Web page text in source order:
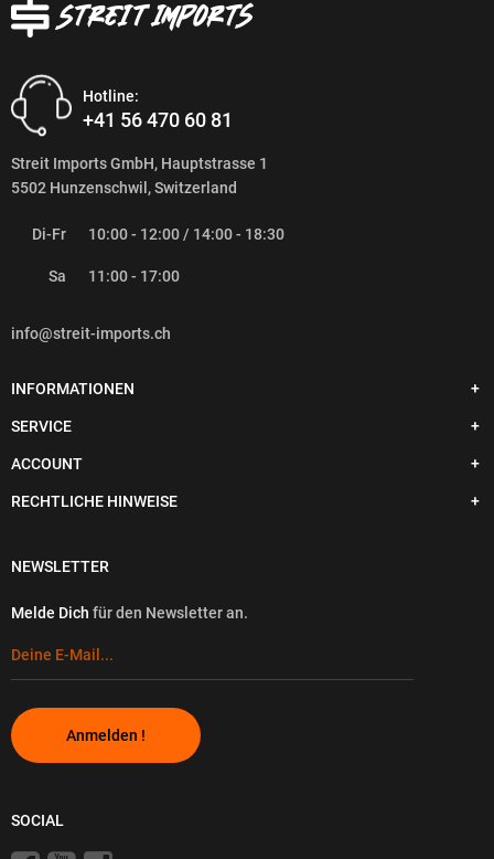
Hotline:
+41 56 470 60 81
Streit Imports GmbH, Hauptstrasse 1
5502 Hunzenschwil, Switzerland
Di-Fr 10:00 - 12:00 / 14:00 - 18:30
Sa 11:00 - 17:00
info@streit-imports.ch
INFORMATIONEN
SERVICE
ACCOUNT
RECHTLICHE HINWEISE
NEWSLETTER
Melde Dich für den Newsletter an.
Anmelden !
SOCIAL